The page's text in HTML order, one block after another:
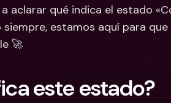
Cuentas Bancarias
Internacionales y
aclarar qué indica el estado
estamos aquí para
🚀
este estado?